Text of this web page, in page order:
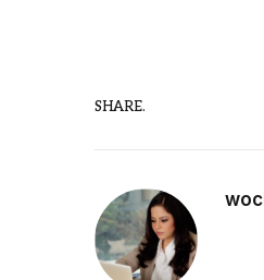
SHARE.